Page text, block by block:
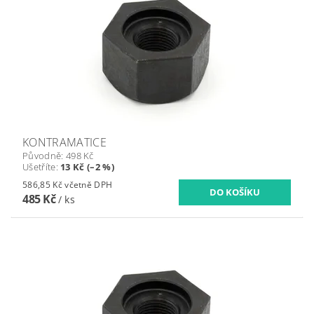
KONTRAMATICE
Původně: 498 Kč
Ušetříte: 13 Kč (–2 %)
586,85 Kč včetně DPH
485 Kč/ ks